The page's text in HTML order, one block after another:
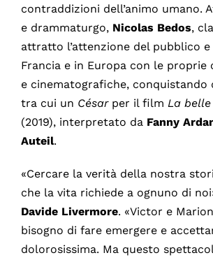
contraddizioni dell’animo umano.
e drammaturgo, Nicolas Bedos,
attratto l’attenzione del pubblico
Francia e in Europa con le proprie
e cinematografiche, conquistando
tra cui un Césarper il film La
(2019), interpretato da Fanny
Auteil.
«Cercare la verità della nostra
che la vita richiede a ognuno di
Davide Livermore. «Victor e
bisogno di fare emergere e
dolorosissima. Ma questo